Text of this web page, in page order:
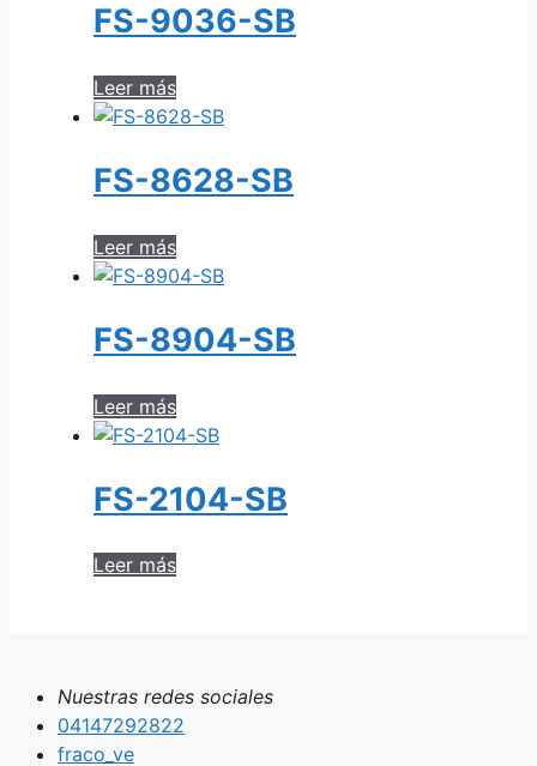
FS-9036-SB
Leer más
FS-8628-SB
Leer más
FS-8904-SB
Leer más
FS-2104-SB
Leer más
Nuestras redes sociales
04147292822
fraco_ve